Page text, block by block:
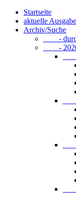
Startseite
aktuelle Ausgabe
Archiv/Suche
-
- 2020
-
-
-
-